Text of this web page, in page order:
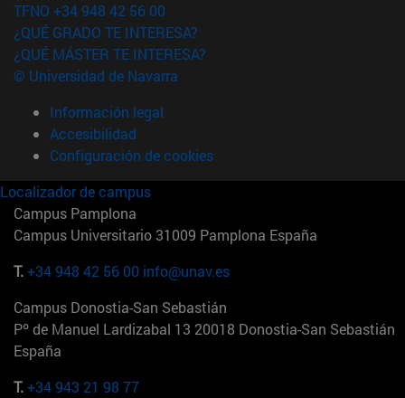
TFNO +34 948 42 56 00
¿QUÉ GRADO TE INTERESA?
¿QUÉ MÁSTER TE INTERESA?
© Universidad de Navarra
Información legal
Accesibilidad
Configuración de cookies
Localizador de campus
Campus Pamplona
Campus Universitario 31009 Pamplona España
T.+34 948 42 56 00 info@unav.es
Campus Donostia-San Sebastián
Pº de Manuel Lardizabal 13 20018 Donostia-San Sebastián
España
T.+34 943 21 98 77